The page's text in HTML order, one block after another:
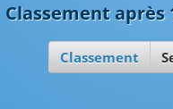
Classement après
Classement